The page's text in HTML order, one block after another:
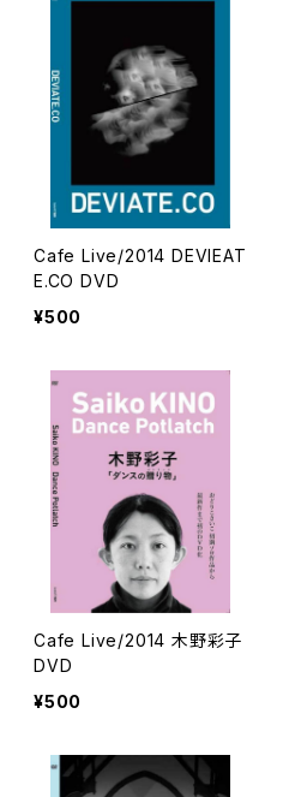
Cafe Live/2014 DEVIEAT
E.CO DVD
¥500
Cafe Live/2014 木野彩子
DVD
¥500